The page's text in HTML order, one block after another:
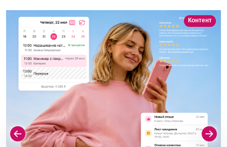
Контент